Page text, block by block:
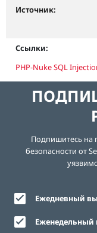
Источник:
Ссылки:
PHP-Nuke SQL
Подпишитесь на
безопасности от
Ежедневный
Еженедельный